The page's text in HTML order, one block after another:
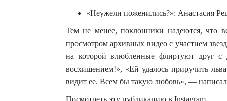
«Неужели поженились?»: Анастасия
Тем не менее, поклонники надеются, что
просмотром архивных видео с участием
на которой влюбленные флиртуют друг
восхищением!», «Ей удалось приручить
видит ее. Всем бы такую любовь», —
Посмотреть эту публикацию в Instagram